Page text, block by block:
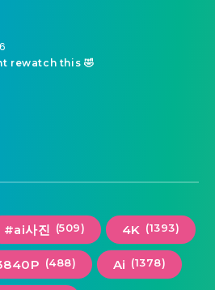
rewatch this 🤣
#ai사진 (509) 4K (1393)
(488) Ai (1378)